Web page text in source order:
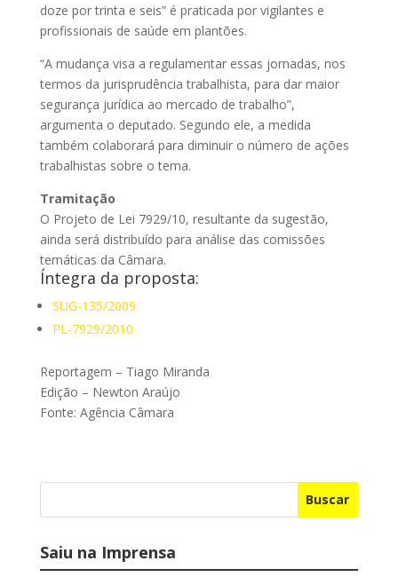
doze por trinta e seis” é praticada por vigilantes e
profissionais de saúde em plantões.
“A mudança visa a regulamentar essas jornadas, nos
termos da jurisprudência trabalhista, para dar maior
segurança jurídica ao mercado de trabalho”,
argumenta o deputado. Segundo ele, a medida
também colaborará para diminuir o número de ações
trabalhistas sobre o tema.
Tramitação
O Projeto de Lei 7929/10, resultante da sugestão,
ainda será distribuído para análise das comissões
temáticas da Câmara.
Íntegra da proposta:
SUG-135/2009
PL-7929/2010
Reportagem – Tiago Miranda
Edição – Newton Araújo
Fonte: Agência Câmara
Buscar
Saiu na Imprensa